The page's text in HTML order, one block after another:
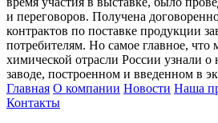
и переговоров. Получена
контрактов по поставке продукции
потребителям. Но самое главное, что
химической отрасли России узнали
заводе, построенном и введенном в
Главная О компании Новости Наша
Контакты